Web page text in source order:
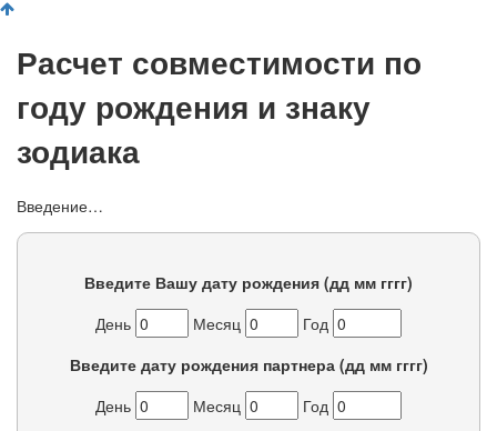
Расчет совместимости по
году рождения и знаку
зодиака
Введение…
Введите Вашу дату рождения (дд мм гггг)
День
Месяц
Год
Введите дату рождения партнера (дд мм гггг)
День
Месяц Год